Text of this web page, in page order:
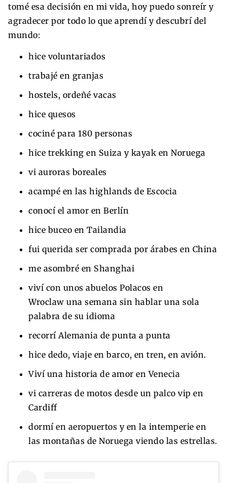
tomé esa decisión en mi vida, hoy puedo sonreír y
agradecer por todo lo que aprendí y descubrí del
mundo:
hice voluntariados
trabajé en granjas
hostels, ordeñé vacas
hice quesos
cociné para 180 personas
hice trekking en Suiza y kayak en Noruega
vi auroras boreales
acampé en las highlands de Escocia
conocí el amor en Berlín
hice buceo en Tailandia
fui querida ser comprada por árabes en China
me asombré en Shanghai
viví con unos abuelos Polacos en
Wroclaw una semana sin hablar una sola
palabra de su idioma
recorrí Alemania de punta a punta
hice dedo, viaje en barco, en tren, en avión.
Viví una historia de amor en Venecia
vi carreras de motos desde un palco vip en
Cardiff
dormí en aeropuertos y en la intemperie en
las montañas de Noruega viendo las estrellas.